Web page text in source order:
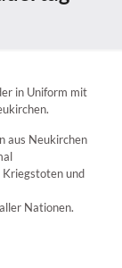
in Uniform mit
aus Neukirchen
Kriegstoten und
Nationen.